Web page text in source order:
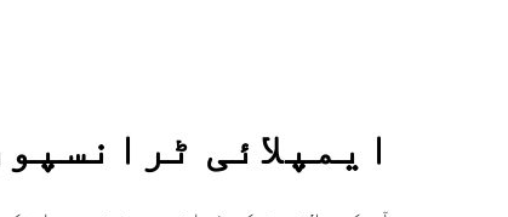
ایمپلائی